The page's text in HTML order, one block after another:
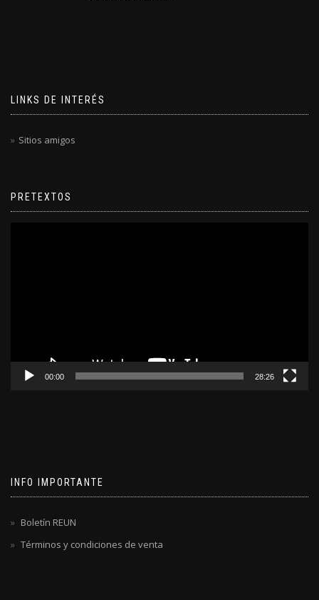
LINKS DE INTERÉS
Sitios amigos
PRETEXTOS
00:00 28:26
INFO IMPORTANTE
Boletín REUN
Términos y condiciones de venta